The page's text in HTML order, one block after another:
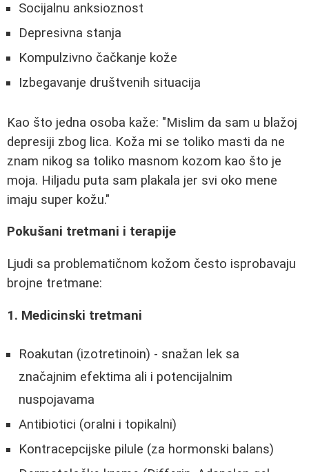
Socijalnu anksioznost
Depresivna stanja
Kompulzivno čačkanje kože
Izbegavanje društvenih situacija
Kao što jedna osoba kaže: "Mislim da sam u blažoj
depresiji zbog lica. Koža mi se toliko masti da ne
znam nikog sa toliko masnom kozom kao što je
moja. Hiljadu puta sam plakala jer svi oko mene
imaju super kožu."
Pokušani tretmani i terapije
Ljudi sa problematičnom kožom često isprobavaju
brojne tretmane:
1. Medicinski tretmani
Roakutan (izotretinoin) - snažan lek sa
značajnim efektima ali i potencijalnim
nuspojavama
Antibiotici (oralni i topikalni)
Kontracepcijske pilule (za hormonski balans)